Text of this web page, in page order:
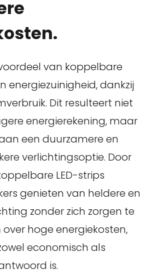
van koppelbare
energiezuinigheid, dankzij
Dit resulteert niet
energierekening, maar
een duurzamere en
verlichtingsoptie. Door
LED-strips
genieten van heldere en
zonder zich zorgen te
hoge energiekosten,
economisch als
is.